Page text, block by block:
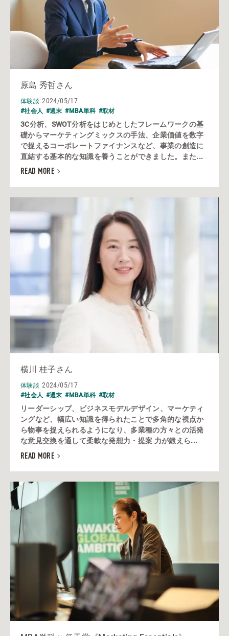
原島 秀哲さん
体験談 2024/05/17
#社会人 #週末 #MBA単科 #取材
3C分析、SWOT分析をはじめとしたフレームワークの基
礎からマーケティングミックスの手法、企業価値を数字
で捉えるコーポレートファイナンスなど、事業の創造に
直結する基本的な知識を養うことができました。また...
READ MORE
横川 桂子さん
体験談 2024/05/17
#社会人 #週末 #MBA単科 #取材
リーダーシップ、ビジネスモデルデザイン、マーケティ
ングなど、幅広い知識を得られたことで多角的な視点か
ら物事を捉えられるようになり、多業種の方々との活発
な意見交換を通して柔軟な発想力・提案 力が鍛えら...
READ MORE